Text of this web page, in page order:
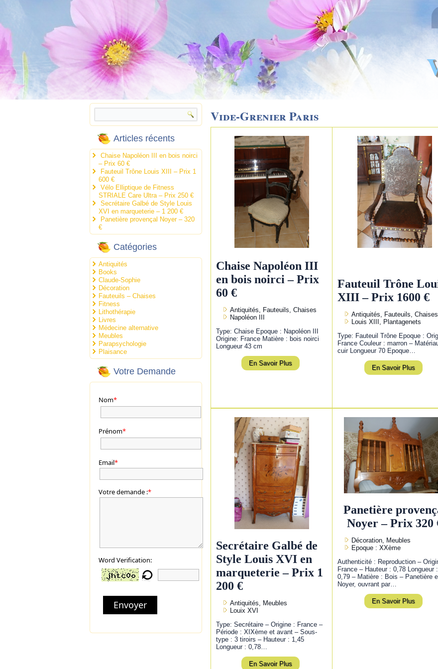
Articles récents
Chaise Napoléon III en bois noirci
– Prix 60 €
Fauteuil Trône Louis XIII – Prix 1
600 €
Vélo Elliptique de Fitness
STRIALE Care Ultra – Prix 250 €
Secrétaire Galbé de Style Louis
XVI en marqueterie – 1 200 €
Panetière provençal Noyer – 320
€
Catégories
Antiquités
Books
Claude-Sophie
Décoration
Fauteuils – Chaises
Fitness
Lithothérapie
Livres
Médecine alternative
Meubles
Parapsychologie
Plaisance
Votre Demande
Nom*
Prénom*
Email*
Votre demande :*
Word Verification:
Envoyer
Vide-Grenier Paris
Chaise Napoléon III
en bois noirci – Prix
60 €
Antiquités, Fauteuils, Chaises
Napoléon III
Type: Chaise Epoque : Napoléon III
Origine: France Matière : bois noirci
Longueur 43 cm
En Savoir Plus
Fauteuil Trône
XIII – Prix 1600 €
Antiquités, Fauteuils, Chaises
Louis XIII, Plantagenets
Type: Fauteuil Trône Epoque :
France Couleur : marron –
cuir Longueur 70 Epoque…
En Savoir Plus
Secrétaire Galbé de
Style Louis XVI en
marqueterie – Prix 1
200 €
Antiquités, Meubles
Louix XVI
Type: Secrétaire – Origine : France –
Période : XIXème et avant – Sous-
type : 3 tiroirs – Hauteur : 1,45
Longueur : 0,78…
En Savoir Plus
Panetière
Noyer – Prix 320
Décoration, Meubles
Epoque : XXème
Authenticité : Reproduction –
France – Hauteur : 0,78 Longueur :
0,79 – Matière : Bois – Panetière
Noyer, ouvrant par…
En Savoir Plus